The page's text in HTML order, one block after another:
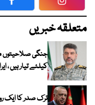
Facebook
متعلقہ خبریں
جنگی صلاحیتوں
کیلئے تیار ہیں ،
ترک صدر کا ایک